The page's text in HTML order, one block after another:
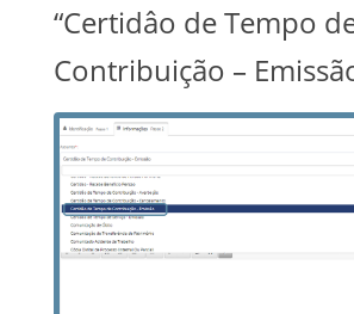
“Certidâo de Tempo
Contribuição –